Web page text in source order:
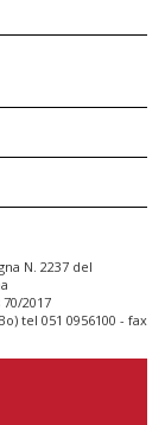
N. 2237 del
2017
tel 051 0956100 - fax